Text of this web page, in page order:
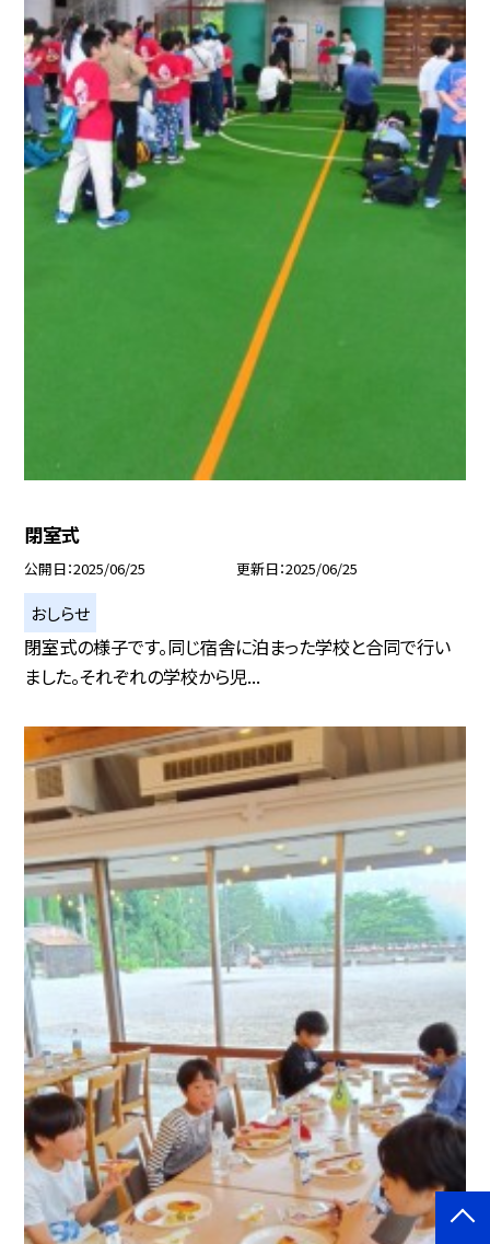
閉室式
公開日 2025/06/25 更新日 2025/06/25
おしらせ
閉室式の様子です。同じ宿舎に泊まった学校と合同で行い
ました。それぞれの学校から児...